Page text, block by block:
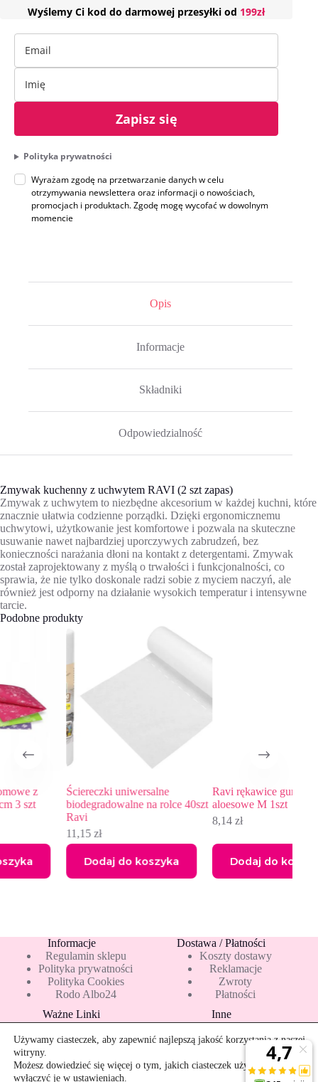
Wyślemy Ci kod do darmowej przesyłki od 199zł
Zapisz się
Polityka prywatności
Wyrażam zgodę na przetwarzanie danych w celu
otrzymywania newslettera oraz informacji o nowościach,
promocjach i produktach. Zgodę mogę wycofać w dowolnym
momencie
Opis
Informacje
Składniki
Odpowiedzialność
Zmywak kuchenny z uchwytem RAVI (2 szt zapas)
Zmywak z uchwytem to niezbędne akcesorium w każdej kuchni, które
znacznie ułatwia codzienne porządki. Dzięki ergonomicznemu
uchwytowi, użytkowanie jest komfortowe i pozwala na skuteczne
usuwanie nawet najbardziej uporczywych zabrudzeń, bez
konieczności narażania dłoni na kontakt z detergentami. Zmywak
został zaprojektowany z myślą o trwałości i funkcjonalności, co
sprawia, że nie tylko doskonale radzi sobie z myciem naczyń, ale
również jest odporny na działanie wysokich temperatur i intensywne
tarcie.
Podobne produkty
Ściereczki uniwersalne
biodegradowalne na rolce 40szt
Dodaj do koszyka
Ravi rękawice gumowe
aloesowe M 1szt
Dodaj do koszyka
Informacje
Regulamin sklepu
Polityka prywatności
Polityka Cookies
Rodo Albo24
Dostawa / Płatności
Koszty dostawy
Reklamacje
Zwroty
Płatności
Ważne Linki
Blog
Nowości
Bestsellery
Inne
Pakiety 10 mleka
Mapa strony
Rekomendowane
Kontakt
Używamy ciasteczek, aby zapewnić najlepszą jakość korzystania z naszej
witryny.
Możesz dowiedzieć się więcej o tym, jakich ciasteczek używamy, lub
wyłączyć je w ustawieniach.